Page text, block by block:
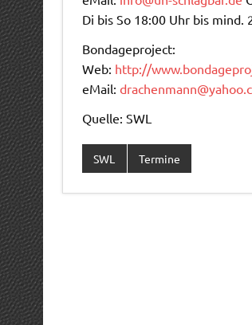
Di bis So 18:00 Uhr bis mind.
Bondageproject:
Web: http://
eMail:
Quelle: SWL
SWL Termine